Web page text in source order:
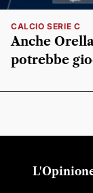
CALCIO SERIE C
Anche
potrebbe